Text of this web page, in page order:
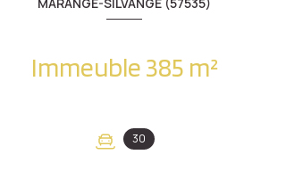
Immeuble 385 m²
30